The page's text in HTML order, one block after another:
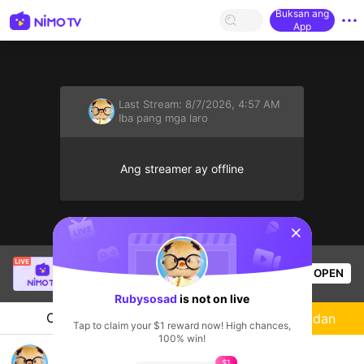
Buksan ang
App
Last Stream: 8/7/2026, 4:57 AM
Iba pang mga laro
Ang streamer ay offline
is live!
Iba pang mga laro
605 Views OPEN
Chat Streamer Sundan
sentinelStart
Rubysosad is not on live
Tap to claim your $1 reward now! High chances,
100% win!